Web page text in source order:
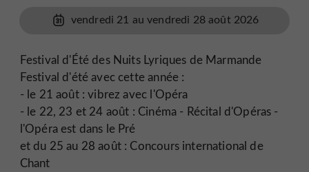
vendredi 21 au vendredi 28 août 2026
Festival d'Été des Nuits Lyriques de Marmande
Festival d'été avec cette année :
- le 21 août : vibrez avec l'Opéra
- le 22, 23 et 24 août : Cinéma - Récital d'Opéras -
l'Opéra est dans le Pré
et du 25 au 28 août : Concours international de
Chant